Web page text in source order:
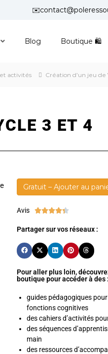
Blog Boutique 🛍
activités Création d’un jeu
3 ET 4
Gratuit – Ajouter au
Avis 
Partager sur vos réseaux :
Pour aller plus loin,
boutique pour accéder à des :
guides pédagogiques
fonctions cognitives
des cahiers d’activités
des séquences
main
des ressources